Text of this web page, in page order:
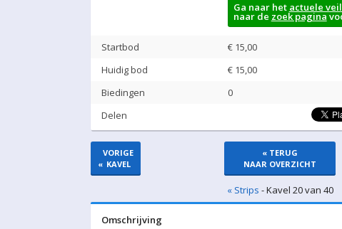
Ga naar het actuele
naar de zoek pagina
Startbod
€ 15,00
Huidig bod
€ 15,00
Biedingen
0
Delen
«
VORIGE
KAVEL
« TERUG
NAAR OVERZICHT
« Strips - Kavel 20 van 40
Omschrijving